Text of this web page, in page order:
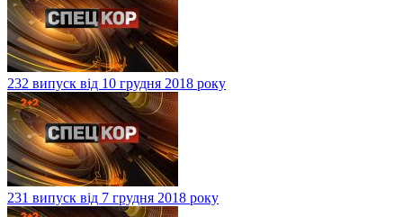
232 випуск від 10 грудня 2018 року
231 випуск від 7 грудня 2018 року